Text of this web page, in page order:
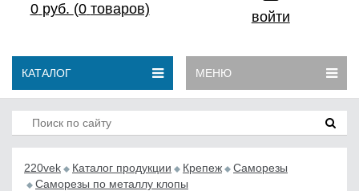
0 руб. (0 товаров) войти
КАТАЛОГ МЕНЮ
220vek Каталог продукции Крепеж
Саморезы
Саморезы по металлу клопы